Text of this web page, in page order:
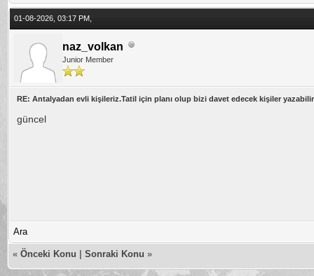
01-08-2026, 03:17 PM,
naz_volkan
Junior Member
RE: Antalyadan evli kişileriz.Tatil için planı olup bizi davet edecek kişiler yazabilir
güncel
Ara
« Önceki Konu Sonraki Konu »